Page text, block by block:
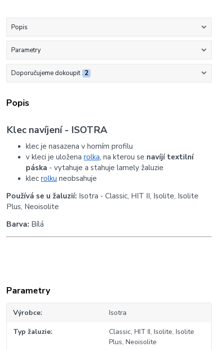
Popis
Parametry
Doporučujeme dokoupit 2
Popis
Klec navíjení - ISOTRA
klec je nasazena v horním profilu
v kleci je uloženarolka, na kterou se navíjí textilní
páska - vytahuje a stahuje lamely žaluzie
klecrolku neobsahuje
Používá se u žaluzií: Isotra - Classic, HIT II, Isolite, Isolite
Plus, Neoisolite
Barva: Bílá
Parametry
Výrobce Isotra
Typ žaluzie
Classic, HIT II, Isolite, Isolite
Plus, Neoisolite